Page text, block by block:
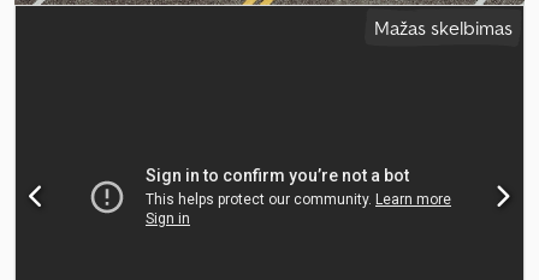
Pasirinkite prekybininko paketąMažas skelbimas